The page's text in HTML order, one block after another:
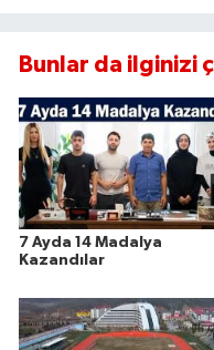
Bunlar da ilginizi
7 Ayda 14 Madalya
Kazandılar